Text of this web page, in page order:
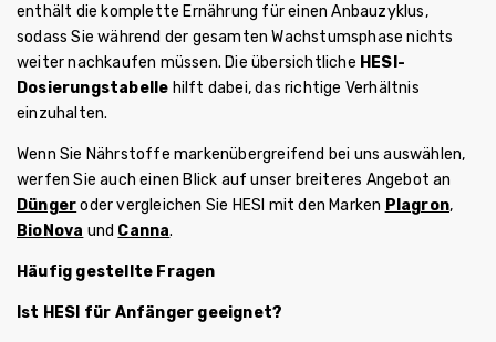
enthält die komplette Ernährung für einen Anbauzyklus,
sodass Sie während der gesamten Wachstumsphase nichts
weiter nachkaufen müssen. Die übersichtliche HESI-
Dosierungstabelle hilft dabei, das richtige Verhältnis
einzuhalten.
Wenn Sie Nährstoffe markenübergreifend bei uns auswählen,
werfen Sie auch einen Blick auf unser breiteres Angebot an
Düngeroder vergleichen Sie HESI mit den Marken Plagron,
BioNova und Canna.
Häufig gestellte Fragen
Ist HESI für Anfänger geeignet?